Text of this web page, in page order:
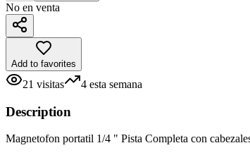
No en venta
Add to favorites
21 visitas 4 esta semana
Description
Magnetofon portatil 1/4 " Pista Completa con